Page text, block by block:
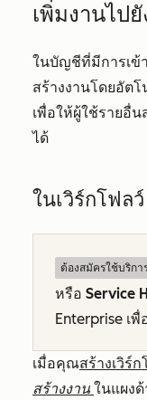
เพิ่มงานไป
ในบัญชีที่มีการเข้
สร้างงานโดยอัต
เพื่อให้ผู้ใช้รายอื่
ได้
ในเวิร์กโฟลว์
ต้องสมัครใช้บริกา
หรือ Service
Enterprise เพื่
เมื่อคุณสร้างเวิร์
สร้างงาน ในแผง